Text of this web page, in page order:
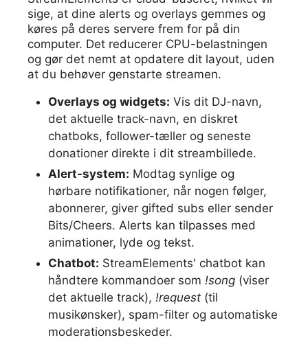
sige, at dine alerts og overlays gemmes og
køres på deres servere frem for på din
computer. Det reducerer CPU-belastningen
og gør det nemt at opdatere dit layout, uden
at du behøver genstarte streamen.
Overlays og widgets: Vis dit DJ-navn,
det aktuelle track-navn, en diskret
chatboks, follower-tæller og seneste
donationer direkte i dit streambillede.
Alert-system: Modtag synlige og
hørbare notifikationer, når nogen følger,
abonnerer, giver gifted subs eller sender
Bits/Cheers. Alerts kan tilpasses med
animationer, lyde og tekst.
Chatbot: StreamElements' chatbot kan
håndtere kommandoer som !song (viser
det aktuelle track), !request (til
musikønsker), spam-filter og automatiske
moderationsbeskeder.